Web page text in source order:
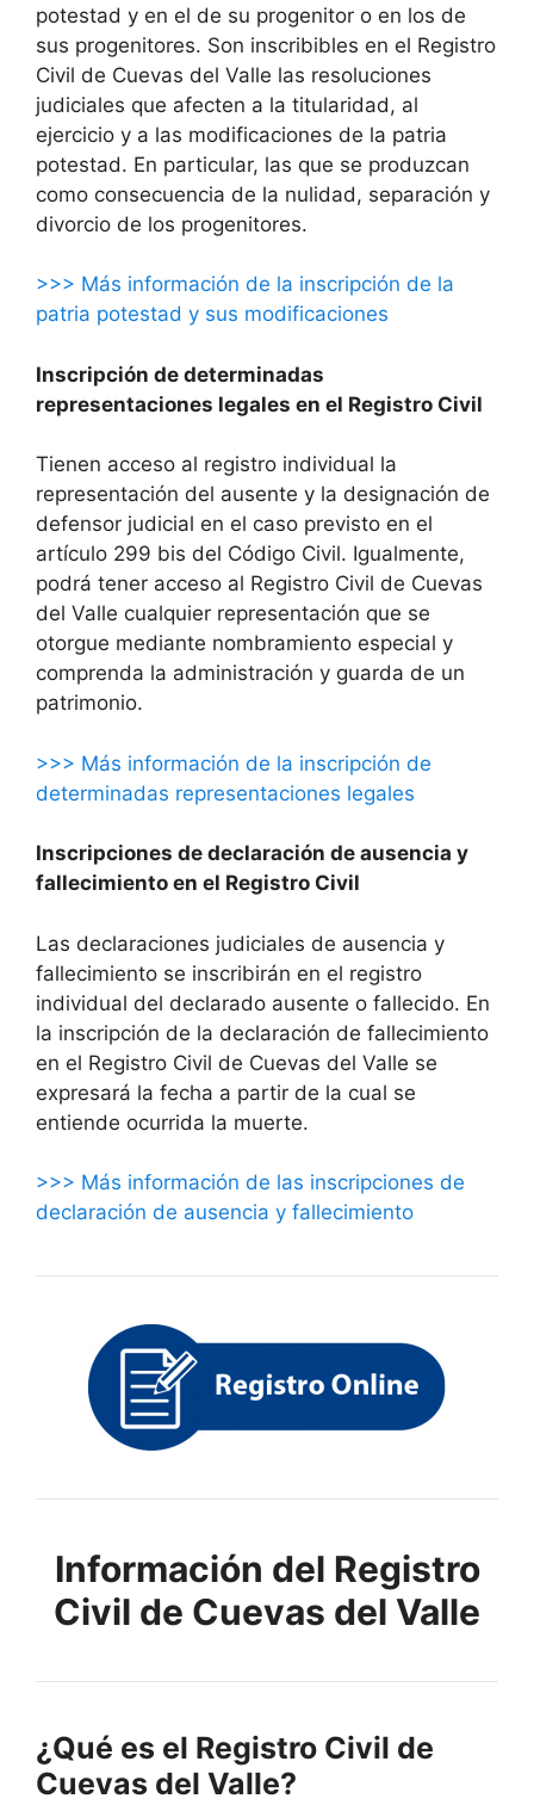
potestad y en el de su progenitor o en los de
sus progenitores. Son inscribibles en el Registro
Civil de Cuevas del Valle las resoluciones
judiciales que afecten a la titularidad, al
ejercicio y a las modificaciones de la patria
potestad. En particular, las que se produzcan
como consecuencia de la nulidad, separación y
divorcio de los progenitores.
>>> Más información de la inscripción de la
patria potestad y sus modificaciones
Inscripción de determinadas
representaciones legales en el Registro Civil
Tienen acceso al registro individual la
representación del ausente y la designación de
defensor judicial en el caso previsto en el
artículo 299 bis del Código Civil. Igualmente,
podrá tener acceso al Registro Civil de Cuevas
del Valle cualquier representación que se
otorgue mediante nombramiento especial y
comprenda la administración y guarda de un
patrimonio.
>>> Más información de la inscripción de
determinadas representaciones legales
Inscripciones de declaración de ausencia y
fallecimiento en el Registro Civil
Las declaraciones judiciales de ausencia y
fallecimiento se inscribirán en el registro
individual del declarado ausente o fallecido. En
la inscripción de la declaración de fallecimiento
en el Registro Civil de Cuevas del Valle se
expresará la fecha a partir de la cual se
entiende ocurrida la muerte.
>>> Más información de las inscripciones de
declaración de ausencia y fallecimiento
Información del Registro
Civil de Cuevas del Valle
¿Qué es el Registro Civil de
Cuevas del Valle?